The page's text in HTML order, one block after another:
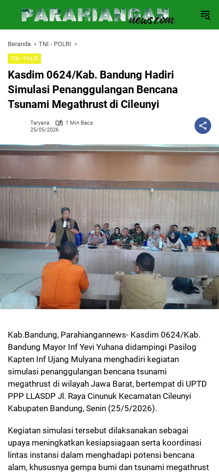
Beranda TNI - POLRI
TNI - POLRI
Kasdim 0624/Kab. Bandung Hadiri
Simulasi Penanggulangan Bencana
Tsunami Megathrust di Cileunyi
Taryana
1 Min Baca
25/05/2026
Kab.Bandung, Parahiangannews- Kasdim 0624/Kab.
Bandung Mayor Inf Yevi Yuhana didampingi Pasilog
Kapten Inf Ujang Mulyana menghadiri kegiatan
simulasi penanggulangan bencana tsunami
megathrust di wilayah Jawa Barat, bertempat di UPTD
PPP LLASDP Jl. Raya Cinunuk Kecamatan Cileunyi
Kabupaten Bandung, Senin (25/5/2026).
Kegiatan simulasi tersebut dilaksanakan sebagai
upaya meningkatkan kesiapsiagaan serta koordinasi
lintas instansi dalam menghadapi potensi bencana
alam, khususnya gempa bumi dan tsunami megathrust